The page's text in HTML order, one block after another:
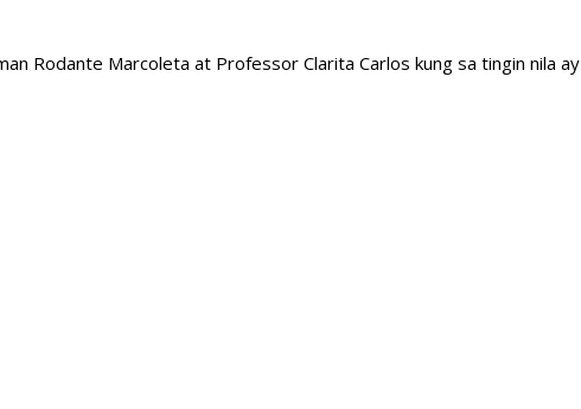
Rodante Marcoleta at Professor Clarita Carlos kung sa tingin nila